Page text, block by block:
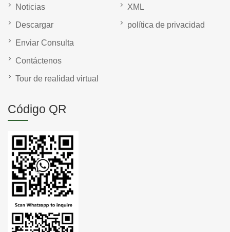
Noticias
Descargar
Enviar Consulta
Contáctenos
Tour de realidad virtual
XML
política de privacidad
Código QR